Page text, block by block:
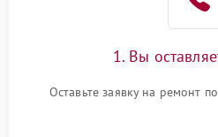
1. Вы
Оставьте заявку на ремонт